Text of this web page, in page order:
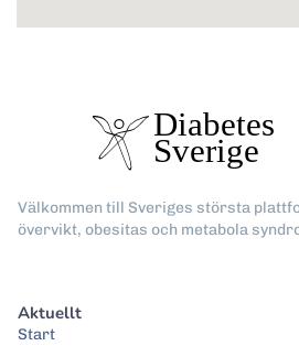
Välkommen till Sveriges största
övervikt, obesitas och metabola
Aktuellt
Start